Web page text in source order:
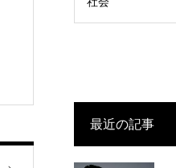
最近の記事